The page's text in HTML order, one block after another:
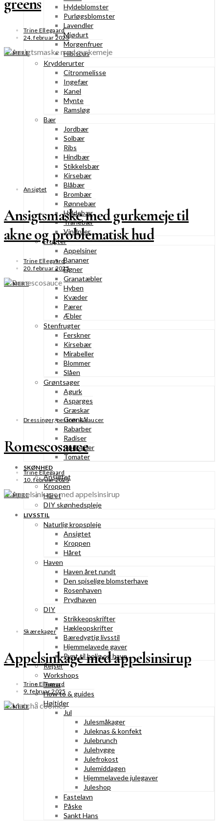
Hyldeblomster
Purløgsblomster
Lavendler
Mjødurt
Morgenfruer
Hibiscus
Krydderurter
Citronmelisse
Ingefær
Kanel
Mynte
Ramsløg
Bær
Jordbær
Solbær
Ribs
Hindbær
Stikkelsbær
Kirsebær
Blåbær
Brombær
Rønnebær
Hyldebær
Tranebær
Vindruer
Frugter
Appelsiner
Bananer
Figner
Granatæbler
Hyben
Kvæder
Pærer
Æbler
Stenfrugter
Ferskner
Kirsebær
Mirabeller
Blommer
Slåen
Grøntsager
Agurk
Asparges
Græskar
Grønkål
Rabarber
Radiser
Rødbeder
Tomater
SKØNHED
Ansigtet
Kroppen
Håret
DIY skønhedspleje
LIVSSTIL
Naturlig kropspleje
Ansigtet
Kroppen
Håret
Haven
Haven året rundt
Den spiselige blomsterhave
Rosenhaven
Prydhaven
DIY
Strikkeopskrifter
Hækleopskrifter
Bæredygtig livsstil
Hjemmelavede gaver
Pynt til bolig og have
Rejser
Workshops
Tema
How to & guides
Højtider
Jul
Julesmåkager
Juleknas & konfekt
Julebrunch
Julehygge
Julefrokost
Julemiddagen
Hjemmelavede julegaver
Juleshop
Fastelavn
Påske
Sankt Hans
greens
Trine Ellegaard
24. februar 2025
SE MERE
Ansigtet
Ansigtsmaske med gurkemeje til
akne og problematisk hud
Trine Ellegaard
20. februar 2025
SE MERE
Dressinger, pestoer & saucer
Romescosauce
Trine Ellegaard
10. februar 2025
SE MERE
Skærekager
Appelsinkage med appelsinsirup
Trine Ellegaard
9. februar 2025
SE MERE